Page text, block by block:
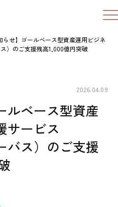
らせ】ゴールベース型資産運用ビジネ
）のご支援残高1,000億円突破
2026.04.09
ルベース型資産
サービス
バス）のご支援